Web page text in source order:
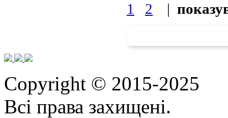
1
2 |
Copyright © 2015-2025
Всі права захищені.